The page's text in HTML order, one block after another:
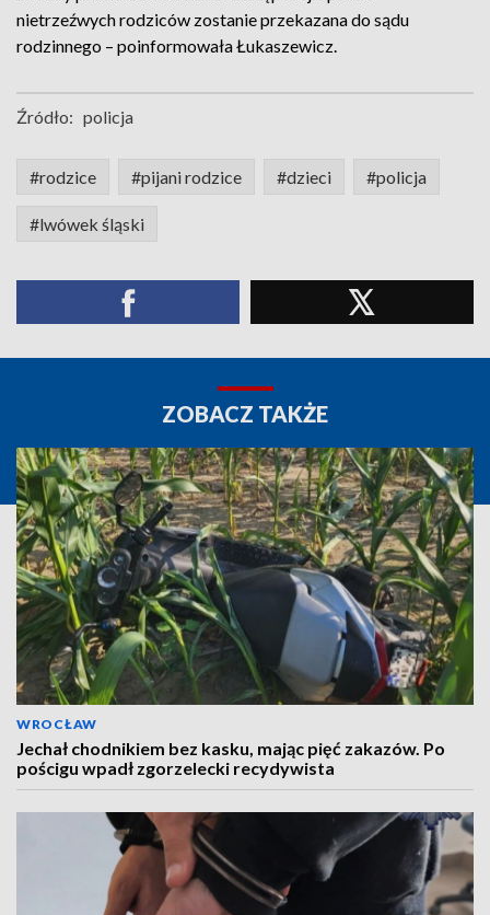
nietrzeźwych rodziców zostanie przekazana do sądu
rodzinnego – poinformowała Łukaszewicz.
Źródło: policja
#rodzice #pijani rodzice #dzieci #policja
#lwówek śląski
ZOBACZ TAKŻE
WROCŁAW
Jechał chodnikiem bez kasku, mając pięć zakazów. Po
pościgu wpadł zgorzelecki recydywista